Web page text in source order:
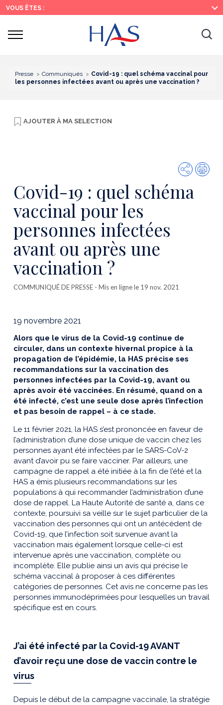
Recherche
Menu
principal
Contenu
principal
VOUS ÊTES :
Ouvrir
Presse Communiqués
Covid-19 : quel schéma vaccinal pour
les personnes infectées avant ou après une vaccination ?
AJOUTER À MA SELECTION
Partager
Covid-19 : quel schéma
vaccinal pour les
personnes infectées
avant ou après une
vaccination ?
COMMUNIQUÉ DE PRESSE - Mis en ligne le 19 nov. 2021
19 novembre 2021
Alors que le virus de la Covid-19 continue de
circuler, dans un contexte hivernal propice à la
propagation de l’épidémie, la HAS précise ses
recommandations sur la vaccination des
personnes infectées par la Covid-19, avant ou
après avoir été vaccinées. En résumé, quand on a
été infecté, c’est une seule dose après l’infection
et pas besoin de rappel – à ce stade.
Le 11 février 2021, la HAS s’est prononcée en faveur de
l’administration d’une dose unique de vaccin chez les
personnes ayant été infectées par le SARS-CoV-2
avant d’avoir pu se faire vacciner. Par ailleurs, une
campagne de rappel a été initiée à la fin de l’été et la
HAS a émis plusieurs recommandations sur les
populations à qui recommander l’administration d’une
dose de rappel. La Haute Autorité de santé a, dans ce
contexte, poursuivi sa veille sur le sujet particulier de la
vaccination des personnes qui ont un antécédent de
Covid-19, que l’infection soit survenue avant la
vaccination mais également lorsque celle-ci est
intervenue après une vaccination, complète ou
incomplète. Elle publie ainsi un avis qui précise le
schéma vaccinal à proposer à ces différentes
catégories de personnes. Cet avis ne concerne pas les
personnes immunodéprimées pour lesquelles un travail
spécifique est en cours.
J’ai été infecté par la Covid-19 AVANT
d’avoir reçu une dose de vaccin contre le
virus
Depuis le début de la campagne vaccinale, la stratégie